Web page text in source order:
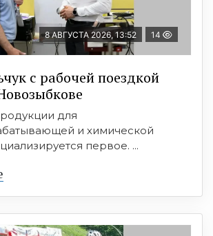
8 АВГУСТА 2026, 13:52 14
с рабочей поездкой
для
и химической
первое. ...